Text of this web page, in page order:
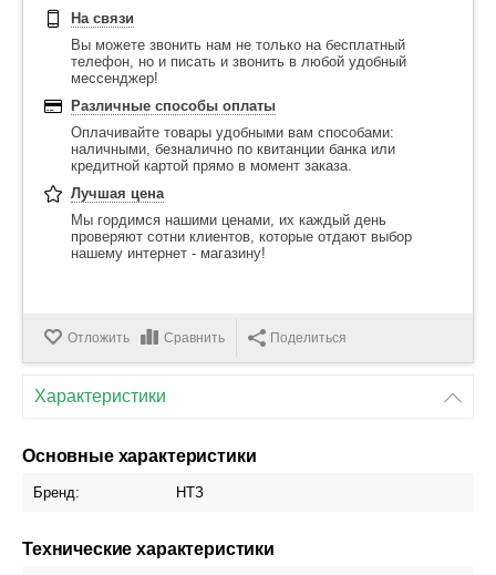
На связи
Вы можете звонить нам не только на бесплатный
телефон, но и писать и звонить в любой удобный
мессенджер!
Различные способы оплаты
Оплачивайте товары удобными вам способами:
наличными, безналично по квитанции банка или
кредитной картой прямо в момент заказа.
Лучшая цена
Мы гордимся нашими ценами, их каждый день
проверяют сотни клиентов, которые отдают выбор
нашему интернет - магазину!
Отложить Сравнить Поделиться
Характеристики
Основные характеристики
Бренд: НТЗ
Технические характеристики